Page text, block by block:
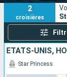
2
croisières
Star Princess